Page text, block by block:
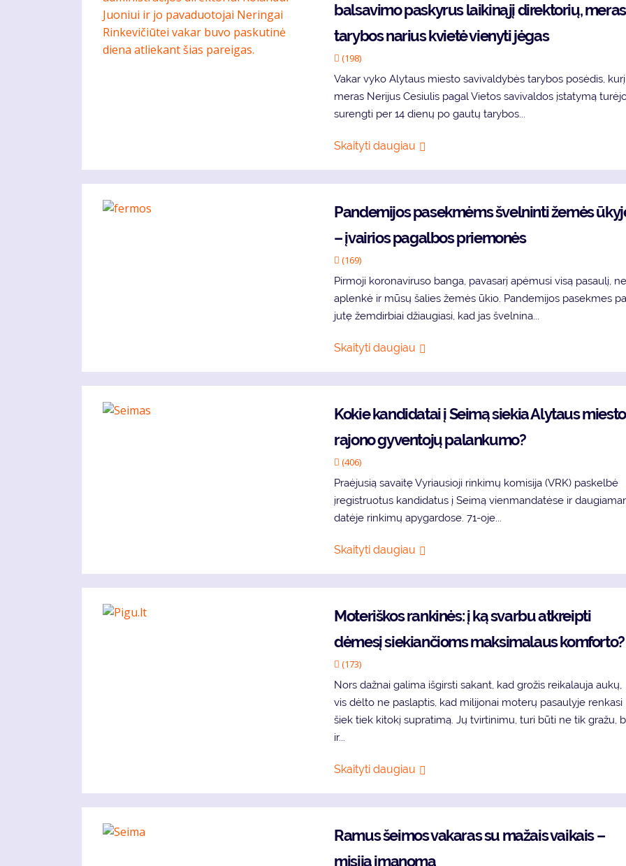
bal­sa­vi­mo pa­sky­rus lai­ki­ną­jį di­rek­to­rių, me­ras
ta­ry­bos na­rius kvie­tė vie­ny­ti jė­gas
(198)
Va­kar vy­ko Aly­taus mies­to sa­vi­val­dy­bės ta­ry­bos po­sė­dis, ku­rį
me­ras Ne­ri­jus Ce­siu­lis pa­gal Vie­tos sa­vi­val­dos įsta­ty­mą
su­reng­ti per 14 die­nų po gau­tų ta­ry­bos...
Skaityti daugiau
Pan­de­mi­jos pa­sek­mėms švel­nin­ti že­mės
– įvai­rios pa­gal­bos prie­mo­nės
(169)
Pir­mo­ji ko­ro­na­vi­ru­so ban­ga, pa­va­sa­rį apė­mu­si vi­są pa­sau­lį,
ap­len­kė ir mū­sų ša­lies že­mės ūkio. Pan­de­mi­jos pa­sek­mes
ju­tę žem­dir­biai džiau­gia­si, kad jas švel­ni­na...
Skaityti daugiau
Ko­kie kan­di­da­tai į Sei­mą sie­kia Aly­taus
ra­jo­no gy­ven­to­jų pa­lan­ku­mo?
(406)
Pra­ėju­sią sa­vai­tę Vy­riau­sio­ji rin­ki­mų ko­mi­si­ja (VRK) pa­skel­bė
įre­gist­ruo­tus kan­di­da­tus į Sei­mą vien­man­da­tė­se ir
da­tė­je rin­ki­mų apy­gar­do­se. 71-oje...
Skaityti daugiau
Moteriškos rankinės: į ką svarbu atkreipti
dėmesį siekiančioms maksimalaus komforto?
(173)
Nors dažnai galima išgirsti sakant, kad grožis reikalauja aukų,
vis dėlto ne paslaptis, kad milijonai moterų pasaulyje renkasi
šiek tiek kitokį supratimą. Jų tvirtinimu, turi būti ne tik gražu,
ir...
Skaityti daugiau
Ramus šeimos vakaras su mažais vaikais –
misija įmanoma